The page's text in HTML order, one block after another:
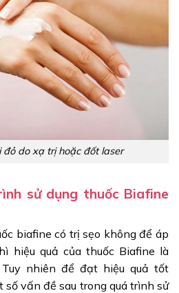
đỏ do xạ trị hoặc đốt laser
sử dụng thuốc Biafine
biafine có trị sẹo không để áp
hiệu quả của thuốc Biafine là
nhiên để đạt hiệu quả tốt
vấn đề sau trong quá trình sử